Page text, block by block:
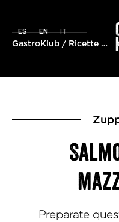
GastroKlub / Ricette
ES EN IT
Preparate